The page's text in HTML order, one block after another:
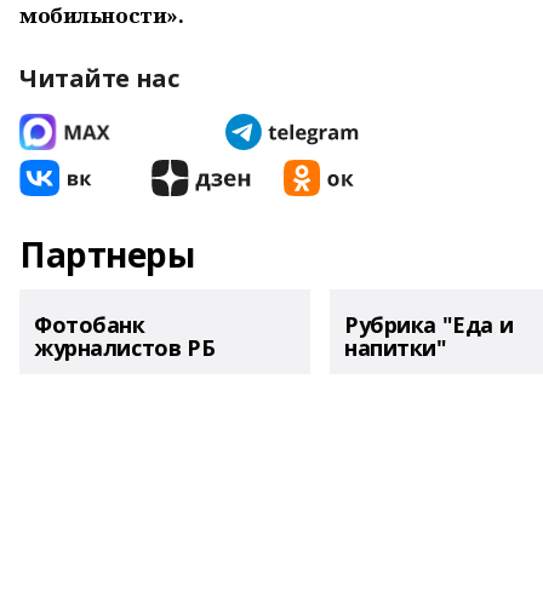
мобильности».
Читайте нас
Партнеры
Фотобанк
журналистов РБ
Рубрика "Еда и
напитки"